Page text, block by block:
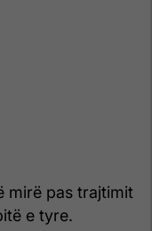
mirë pas trajtimit
e tyre.